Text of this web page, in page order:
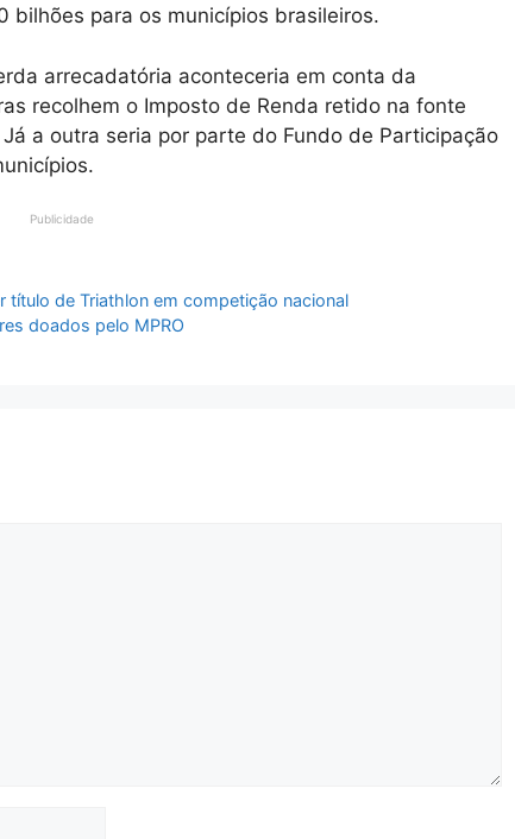
bilhões para os municípios brasileiros.
arrecadatória aconteceria em conta da
recolhem o Imposto de Renda retido na fonte
a outra seria por parte do Fundo de Participação
Publicidade
título de Triathlon em competição nacional
doados pelo MPRO